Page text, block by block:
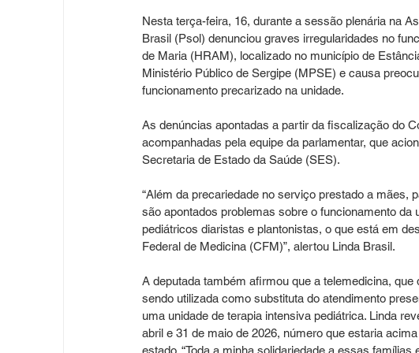
Nesta terça-feira, 16, durante a sessão plenária na
Brasil (Psol) denunciou graves irregularidades no
de Maria (HRAM), localizado no município de
Ministério Público de Sergipe (MPSE) e causa
funcionamento precarizado na unidade.
As denúncias apontadas a partir da fiscalização do
acompanhadas pela equipe da parlamentar, que
Secretaria de Estado da Saúde (SES).
“Além da precariedade no serviço prestado a mães,
são apontados problemas sobre o funcionamento
pediátricos diaristas e plantonistas, o que está em
Federal de Medicina (CFM)”, alertou Linda Brasil.
A deputada também afirmou que a telemedicina,
sendo utilizada como substituta do atendimento
uma unidade de terapia intensiva pediátrica. Linda
abril e 31 de maio de 2026, número que estaria